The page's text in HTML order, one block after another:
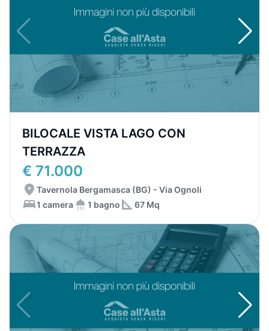
BILOCALE VISTA LAGO CON
TERRAZZA
€ 71.000
Tavernola Bergamasca (BG) - Via Ognoli
1 camera
1 bagno 67 Mq